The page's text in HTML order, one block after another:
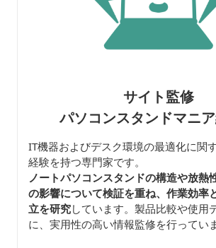
サイト監修
パソコンスタンドマニ
IT機器およびデスク環境の最適化に関
経験を持つ専門家です。
ノートパソコンスタンドの構造や放熱
の影響について検証を重ね、作業効率
立を研究しています。製品比較や使用
に、実用性の高い情報監修を行っていま